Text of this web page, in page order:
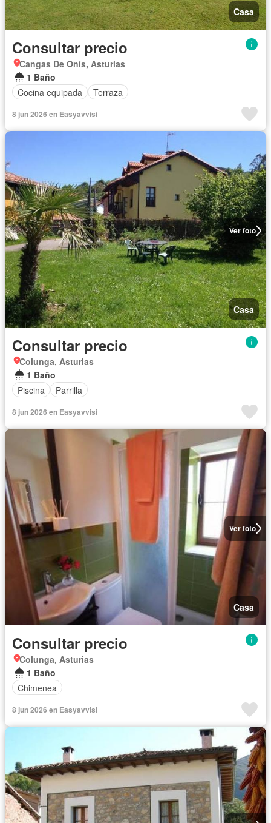
Casa
Consultar precio
Cangas De Onís, Asturias
1 Baño
Cocina equipada
Terraza
8 jun 2026 en Easyavvisi
Ver foto
Casa
Consultar precio
Colunga, Asturias
1 Baño
Piscina
Parrilla
8 jun 2026 en Easyavvisi
Ver foto
Casa
Consultar precio
Colunga, Asturias
1 Baño
Chimenea
8 jun 2026 en Easyavvisi